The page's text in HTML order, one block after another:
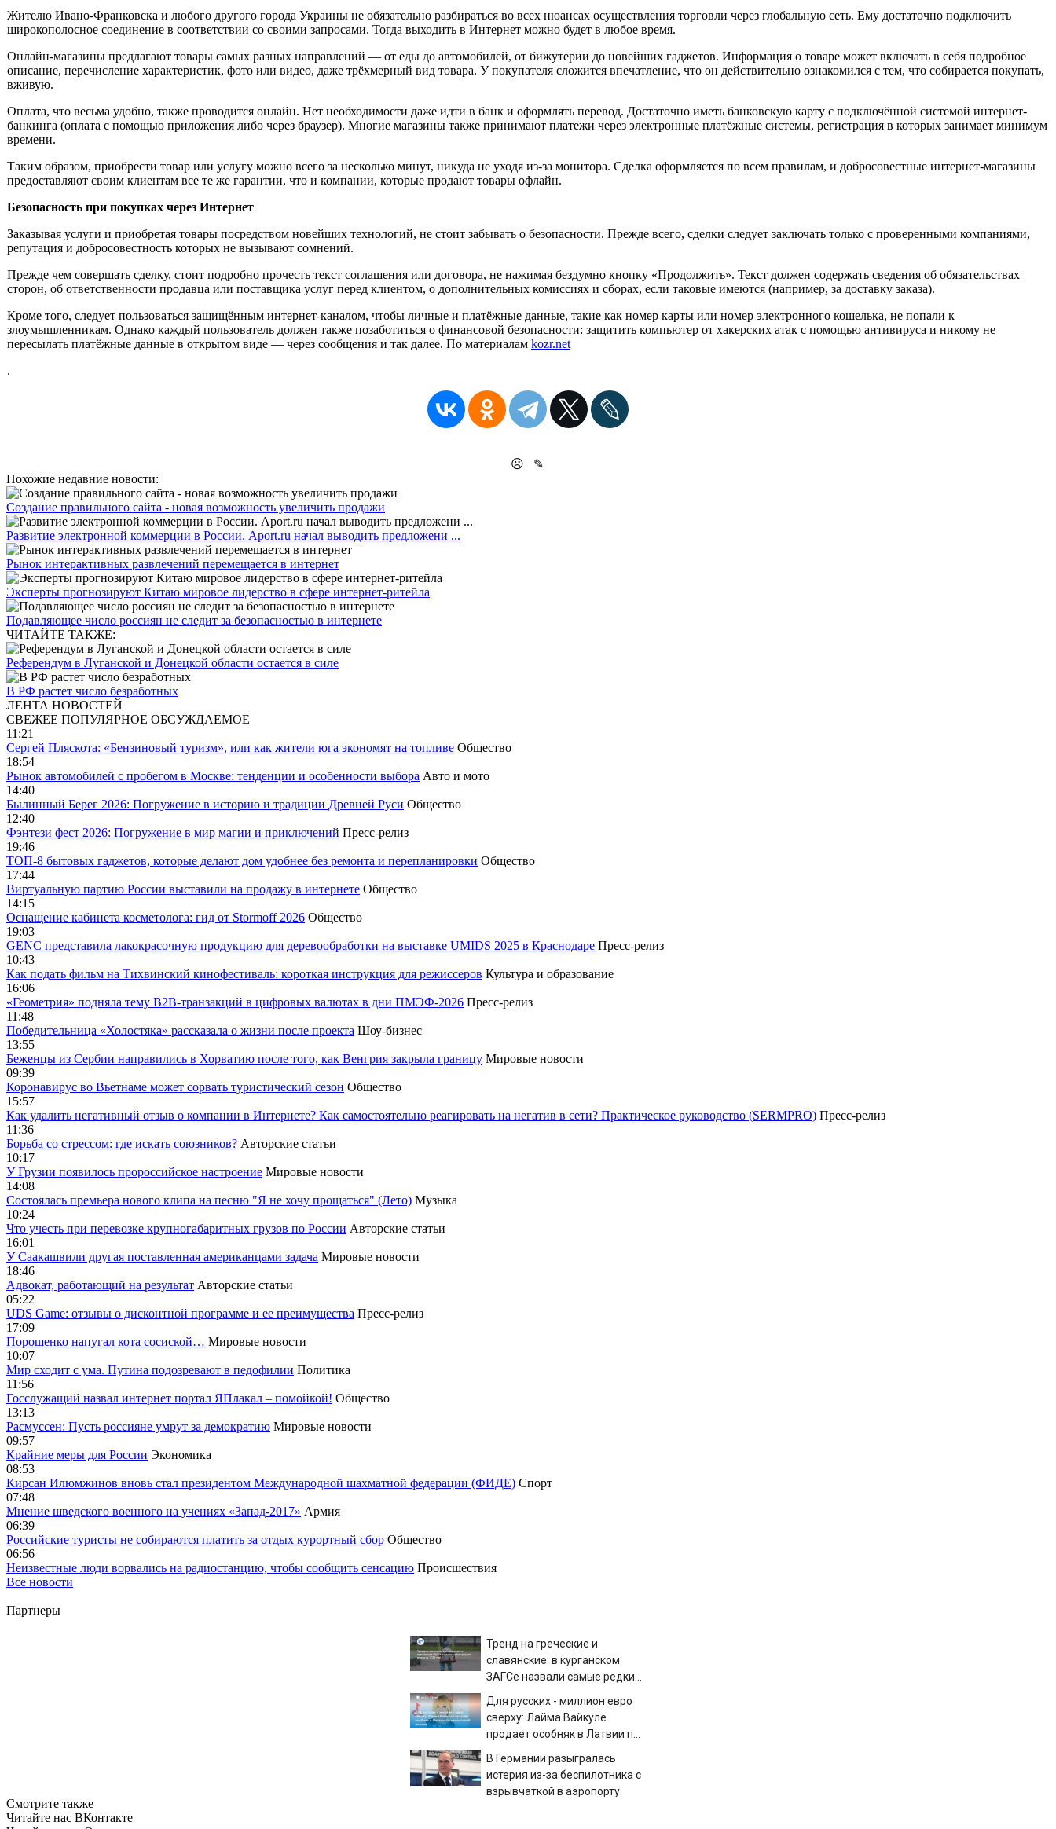
Жителю Ивано-Франковска и любого другого города Украины не обязательно разбираться во всех нюансах осуществления торговли через глобальную сеть. Ему достаточно подключить
широкополосное соединение в соответствии со своими запросами. Тогда выходить в Интернет можно будет в любое время.
Онлайн-магазины предлагают товары самых разных направлений — от еды до автомобилей, от бижутерии до новейших гаджетов. Информация о товаре может включать в себя подробное
описание, перечисление характеристик, фото или видео, даже трёхмерный вид товара. У покупателя сложится впечатление, что он действительно ознакомился с тем, что собирается покупать,
вживую.
Оплата, что весьма удобно, также проводится онлайн. Нет необходимости даже идти в банк и оформлять перевод. Достаточно иметь банковскую карту с подключённой системой интернет-
банкинга (оплата с помощью приложения либо через браузер). Многие магазины также принимают платежи через электронные платёжные системы, регистрация в которых занимает минимум
времени.
Таким образом, приобрести товар или услугу можно всего за несколько минут, никуда не уходя из-за монитора. Сделка оформляется по всем правилам, и добросовестные интернет-магазины
предоставляют своим клиентам все те же гарантии, что и компании, которые продают товары офлайн.
Безопасность при покупках через Интернет
Заказывая услуги и приобретая товары посредством новейших технологий, не стоит забывать о безопасности. Прежде всего, сделки следует заключать только с проверенными компаниями,
репутация и добросовестность которых не вызывают сомнений.
Прежде чем совершать сделку, стоит подробно прочесть текст соглашения или договора, не нажимая бездумно кнопку «Продолжить». Текст должен содержать сведения об обязательствах
сторон, об ответственности продавца или поставщика услуг перед клиентом, о дополнительных комиссиях и сборах, если таковые имеются (например, за доставку заказа).
Кроме того, следует пользоваться защищённым интернет-каналом, чтобы личные и платёжные данные, такие как номер карты или номер электронного кошелька, не попали к
злоумышленникам. Однако каждый пользователь должен также позаботиться о финансовой безопасности: защитить компьютер от хакерских атак с помощью антивируса и никому не
пересылать платёжные данные в открытом виде — через сообщения и так далее. По материалам kozr.net
.
☹
✎
Похожие недавние новости:
Создание правильного сайта - новая возможность увеличить продажи
Развитие электронной коммерции в России. Aport.ru начал выводить предложени ...
Рынок интерактивных развлечений перемещается в интернет
Эксперты прогнозируют Китаю мировое лидерство в сфере интернет-ритейла
Подавляющее число россиян не следит за безопасностью в интернете
ЧИТАЙТЕ ТАКЖЕ:
Референдум в Луганской и Донецкой области остается в силе
В РФ растет число безработных
ЛЕНТА НОВОСТЕЙ
СВЕЖЕЕ ПОПУЛЯРНОЕ ОБСУЖДАЕМОЕ
11:21
Сергей Пляскота: «Бензиновый туризм», или как жители юга экономят на топливе Общество
18:54
Рынок автомобилей с пробегом в Москве: тенденции и особенности выбора Авто и мото
14:40
Былинный Берег 2026: Погружение в историю и традиции Древней Руси Общество
12:40
Фэнтези фест 2026: Погружение в мир магии и приключений Пресс-релиз
19:46
ТОП-8 бытовых гаджетов, которые делают дом удобнее без ремонта и перепланировки Общество
17:44
Виртуальную партию России выставили на продажу в интернете Общество
14:15
Оснащение кабинета косметолога: гид от Stormoff 2026 Общество
19:03
GENC представила лакокрасочную продукцию для деревообработки на выставке UMIDS 2025 в Краснодаре Пресс-релиз
10:43
Как подать фильм на Тихвинский кинофестиваль: короткая инструкция для режиссеров Культура и образование
16:06
«Геометрия» подняла тему B2B-транзакций в цифровых валютах в дни ПМЭФ-2026 Пресс-релиз
11:48
Победительница «Холостяка» рассказала о жизни после проекта Шоу-бизнес
13:55
Беженцы из Сербии направились в Хорватию после того, как Венгрия закрыла границу Мировые новости
09:39
Коронавирус во Вьетнаме может сорвать туристический сезон Общество
15:57
Как удалить негативный отзыв о компании в Интернете? Как самостоятельно реагировать на негатив в сети? Практическое руководство (SERMPRO) Пресс-релиз
11:36
Борьба со стрессом: где искать союзников? Авторские статьи
10:17
У Грузии появилось пророссийское настроение Мировые новости
14:08
Cостоялась премьера нового клипа на песню "Я не хочу прощаться" (Лето) Музыка
10:24
Что учесть при перевозке крупногабаритных грузов по России Авторские статьи
16:01
У Саакашвили другая поставленная американцами задача Мировые новости
18:46
Адвокат, работающий на результат Авторские статьи
05:22
UDS Game: отзывы о дисконтной программе и ее преимущества Пресс-релиз
17:09
Порошенко напугал кота сосиской… Мировые новости
10:07
Мир сходит с ума. Путина подозревают в педофилии Политика
11:56
Госслужащий назвал интернет портал ЯПлакал – помойкой! Общество
13:13
Расмуссен: Пусть россияне умрут за демократию Мировые новости
09:57
Крайние меры для России Экономика
08:53
Кирсан Илюмжинов вновь стал президентом Международной шахматной федерации (ФИДЕ) Спорт
07:48
Мнение шведского военного на учениях «Запад-2017» Армия
06:39
Российские туристы не собираются платить за отдых курортный сбор Общество
06:56
Неизвестные люди ворвались на радиостанцию, чтобы сообщить сенсацию Происшествия
Все новости
Партнеры
Тренд на греческие и
славянские: в курганском
ЗАГСе назвали самые редкие
Для русских - миллион евро
сверху: Лайма Вайкуле
продает особняк в Латвии по
В Германии разыгралась
истерия из-за беспилотника с
взрывчаткой в аэропорту
Смотрите также
Читайте нас ВКонтакте